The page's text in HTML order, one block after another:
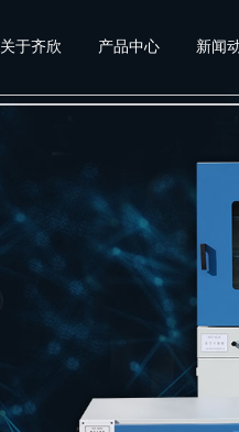
关于齐欣 产品中心 新闻